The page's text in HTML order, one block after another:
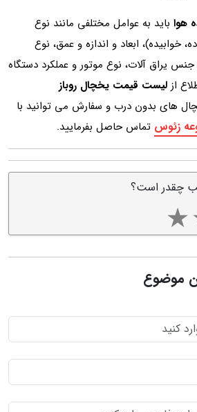
هوا باید به عوامل مختلفی مانند نوع
خوابیده)، ابعاد و اندازه و عمق، نوع
یراق آلات، نوع موتور و عملکرد دستگاه
از لیست قیمت یخچال روباز
های بدون درب و سفارش می توانید با
زئوس تماس حاصل بفرمایید.
چقدر است؟
موضوع